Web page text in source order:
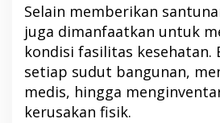
Selain memberikan
juga dimanfaatkan untuk
kondisi fasilitas kesehatan.
setiap sudut bangunan,
medis, hingga
kerusakan fisik.